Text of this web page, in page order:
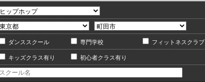
ダンススクール 専門学校 フィットネスクラブ
キッズクラス有り 初心者クラス有り